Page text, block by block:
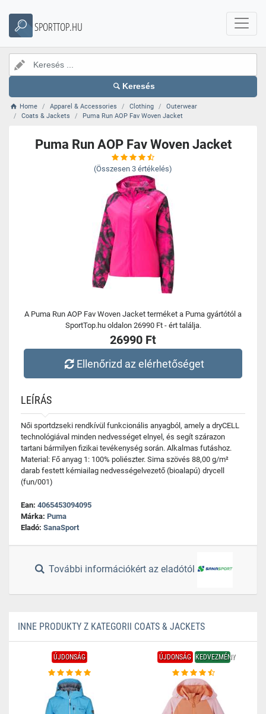
SPORTTOP.HU
Keresés
Home Apparel & Accessories Clothing
Outerwear
Coats & Jackets
Puma Run AOP Fav Woven Jacket
Puma Run AOP Fav Woven Jacket
(Összesen 3 értékelés)
A Puma Run AOP Fav Woven Jacket terméket a Puma gyártótól a
SportTop.hu oldalon 26990 Ft - ért találja.
26990 Ft
Ellenőrizd az elérhetőséget
LEÍRÁS
Női sportdzseki rendkívül funkcionális anyagból, amely a dryCELL
technológiával minden nedvességet elnyel, és segít szárazon
tartani bármilyen fizikai tevékenység során. Alkalmas futáshoz.
Material: Fő anyag 1: 100% poliészter. Sima szövés 88,00 g/m²
darab festett kémiailag nedvességelvezető (bioalapú) drycell
(fun/001)
Ean: 4065453094095
Márka: Puma
Eladó: SanaSport
További információkért az eladótól
INNE PRODUKTY Z KATEGORII COATS & JACKETS
ÚJDONSÁG ÚJDONSÁG KEDVEZMÉNY